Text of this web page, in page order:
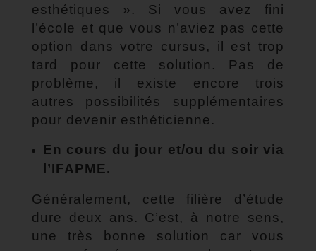
esthétiques ». Si vous avez fini
l’école et que vous n’aviez pas cette
option dans votre cursus, il est trop
tard pour cette solution. Pas de
problème, il existe encore trois
autres possibilités supplémentaires
pour devenir esthéticienne.
En cours du jour et/ou du soir via
l’IFAPME.
Généralement, cette filière d’étude
dure deux ans. C’est, à notre sens,
une très bonne solution car vous